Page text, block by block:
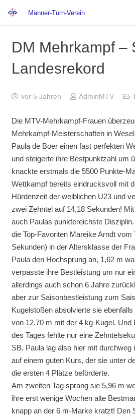
Männer-Turn-Verein
DM Mehrkampf –
Landesrekord
vor 5 Jahren AdminMTV
Die MTV-Mehrkampf-Frauen
Mehrkampf-Meisterschaften in
Paula de Boer einen fast perfekten
und steigerte ihre Bestpunktzahl um
knackte erstmals die 5500 Punkte-
Wettkampf bereits eindrucksvoll mit
Hürdenzeit der weiblichen U23 und
zwei Zehntel auf 14,18 Sekunden!
auch Paulas punktereichste
die Top-Favoriten Mareike Arndt
Sekunden) in der Altersklasse der
Paula den Hochsprung an, 1,62 m
verpasste ihre Bestleistung um nur
allerdings auch schon 6 Jahre
aber zur Saisonbestleistung zum
Kugelstoßen absolvierte sie
von 12,70 m mit der 4 kg-Kugel. Und
des Tages fehlte nur eine
SB. Paula lag also hier mit durchweg
auf einem guten Kurs, der sie unter
die ersten 4 Plätze beförderte.
Am zweiten Tag sprang sie 5,96 m
ihre erst wenige Wochen alte
knapp an der 6 m-Marke kratzt! Den